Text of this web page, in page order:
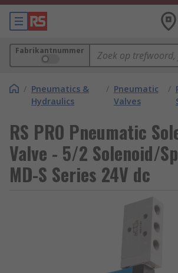
Fabrikantnummer
/ Pneumatics &
Hydraulics
/ Pneumatic
Valves
/
RS PRO Pneumatic
Valve - 5/2 Solenoid/
MD-S Series 24V dc